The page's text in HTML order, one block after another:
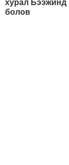
хурал Бээжинд
болов